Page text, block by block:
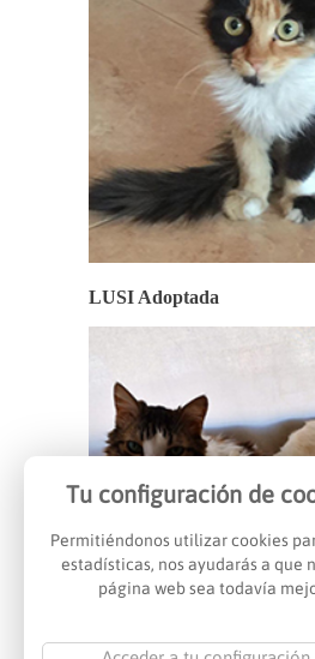
LUSI Adoptada
Tu configuración de
Permitiéndonos utilizar cookies
estadísticas, nos ayudarás a que
página web sea todavía